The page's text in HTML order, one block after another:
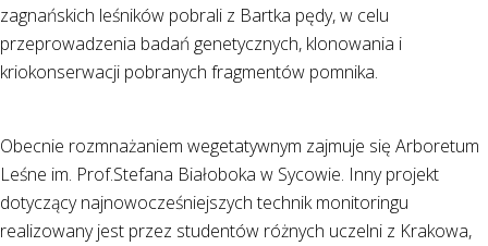
zagnańskich leśników pobrali z Bartka pędy, w celu
przeprowadzenia badań genetycznych, klonowania i
kriokonserwacji pobranych fragmentów pomnika.
Obecnie rozmnażaniem wegetatywnym zajmuje się Arboretum
Leśne im. Prof.Stefana Białoboka w Sycowie. Inny projekt
dotyczący najnowocześniejszych technik monitoringu
realizowany jest przez studentów różnych uczelni z Krakowa,